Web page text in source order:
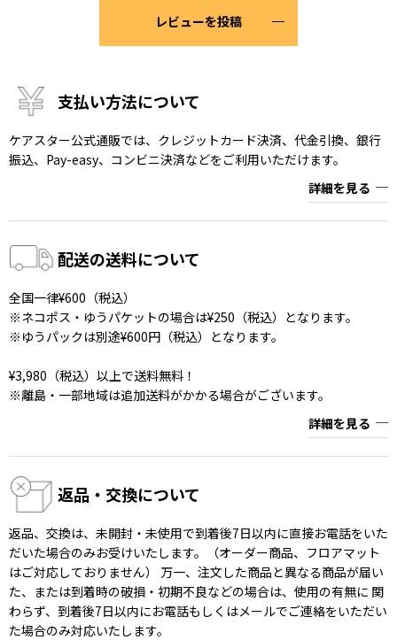
レビューを投稿
支払い方法について
ケアスター公式通販では、クレジットカード決済、代金引換、銀行
振込、Pay-easy、コンビニ決済などをご利用いただけます。
詳細を見る
配送の送料について
全国一律¥600（税込）
※ネコポス・ゆうパケットの場合は¥250（税込）となります。
※ゆうパックは別途¥600円（税込）となります。
¥3,980（税込）以上で送料無料！
※離島・一部地域は追加送料がかかる場合がございます。
詳細を見る
返品・交換について
返品、交換は、未開封・未使用で到着後7日以内に直接お電話をいた
だいた場合のみお受けいたします。（オーダー商品、フロアマット
はご対応しておりません） 万一、注文した商品と異なる商品が届い
た、または到着時の破損・初期不良などの場合は、使用の有無に 関
わらず、到着後7日以内にお電話もしくはメールでご連絡をいただい
た場合のみ対応いたします。